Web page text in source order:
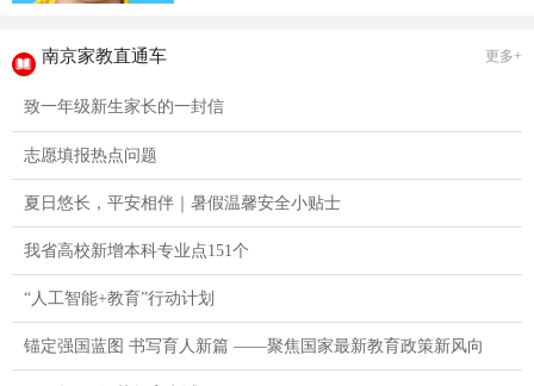
南京家教直通车 更多+
致一年级新生家长的一封信
志愿填报热点问题
夏日悠长，平安相伴｜暑假温馨安全小贴士
我省高校新增本科专业点151个
“人工智能+教育”行动计划
锚定强国蓝图 书写育人新篇 ——聚焦国家最新教育政策新风向